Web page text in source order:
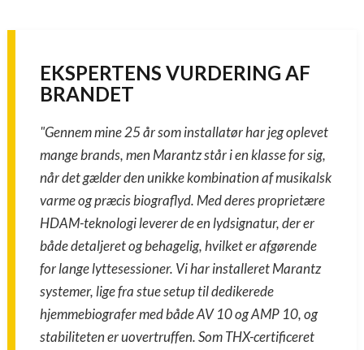
EKSPERTENS VURDERING AF
BRANDET
"Gennem mine 25 år som installatør har jeg oplevet
mange brands, men Marantz står i en klasse for sig,
når det gælder den unikke kombination af musikalsk
varme og præcis biograflyd. Med deres proprietære
HDAM-teknologi leverer de en lydsignatur, der er
både detaljeret og behagelig, hvilket er afgørende
for lange lyttesessioner. Vi har installeret Marantz
systemer, lige fra stue setup til dedikerede
hjemmebiografer med både AV 10 og AMP 10, og
stabiliteten er uovertruffen. Som THX-certificeret